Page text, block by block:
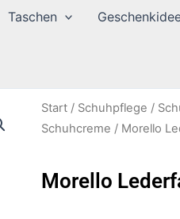
Taschen
Start / Schuhpflege /
Schuhcreme / Morello
Morello